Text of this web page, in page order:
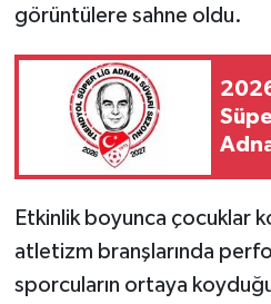
görüntülere sahne oldu.
Etkinlik boyunca çocuklar
atletizm branşlarında
sporcuların ortaya